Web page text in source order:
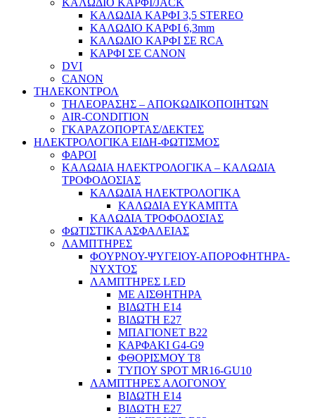
ΚΑΛΩΔΙΟ ΚΑΡΦΙ/JACK
ΚΑΛΩΔΙΑ ΚΑΡΦΙ 3,5 STEREO
ΚΑΛΩΔΙΟ ΚΑΡΦΙ 6,3mm
ΚΑΛΩΔΙΟ ΚΑΡΦΙ ΣΕ RCA
ΚΑΡΦΙ ΣΕ CANON
DVI
CANON
ΤΗΛΕΚΟΝΤΡΟΛ
ΤΗΛΕΟΡΑΣΗΣ – ΑΠΟΚΩΔΙΚΟΠΟΙΗΤΩΝ
AIR-CONDITION
ΓΚΑΡΑΖΟΠΟΡΤΑΣ/ΔΕΚΤΕΣ
ΗΛΕΚΤΡΟΛΟΓΙΚΑ ΕΙΔΗ-ΦΩΤΙΣΜΟΣ
ΦΑΡΟΙ
ΚΑΛΩΔΙΑ ΗΛΕΚΤΡΟΛΟΓΙΚΑ – ΚΑΛΩΔΙΑ
ΤΡΟΦΟΔΟΣΙΑΣ
ΚΑΛΩΔΙΑ ΗΛΕΚΤΡΟΛΟΓΙΚΑ
ΚΑΛΩΔΙΑ ΕΥΚΑΜΠΤΑ
ΚΑΛΩΔΙΑ ΤΡΟΦΟΔΟΣΙΑΣ
ΦΩΤΙΣΤΙΚΑ ΑΣΦΑΛΕΙΑΣ
ΛΑΜΠΤΗΡΕΣ
ΦΟΥΡΝΟΥ-ΨΥΓΕΙΟΥ-ΑΠΟΡΟΦΗΤΗΡΑ-
ΝΥΧΤΟΣ
ΛΑΜΠΤΗΡΕΣ LED
ΜΕ ΑΙΣΘΗΤΗΡΑ
ΒΙΔΩΤΗ Ε14
ΒΙΔΩΤΗ Ε27
ΜΠΑΓΙΟΝΕΤ Β22
ΚΑΡΦΑΚΙ G4-G9
ΦΘΟΡΙΣΜΟΥ Τ8
ΤΥΠΟΥ SPOT MR16-GU10
ΛΑΜΠΤΗΡΕΣ ΑΛΟΓΟΝΟΥ
ΒΙΔΩΤΗ Ε14
ΒΙΔΩΤΗ Ε27